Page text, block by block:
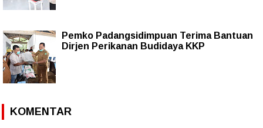
Pemko Padangsidimpuan Terima Bantuan
Dirjen Perikanan Budidaya KKP
KOMENTAR